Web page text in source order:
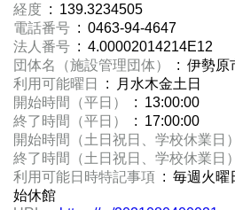
経度 : 139.3234505
電話番号 : 0463-94-4647
法人番号 : 4.00002014214E12
団体名（施設管理団体）
: 伊勢原
利用可能曜日
: 月水木金土日
開始時間（平日）
: 13:00:00
終了時間（平日）
: 17:00:00
開始時間（土日祝日、学校休業日
終了時間（土日祝日、学校休業日
利用可能日時特記事項 : 毎週火曜
始休館